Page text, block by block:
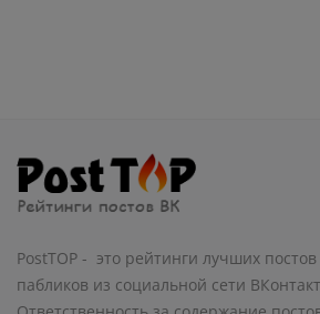
PostTOP - это рейтинги лучших
пабликов из социальной сети